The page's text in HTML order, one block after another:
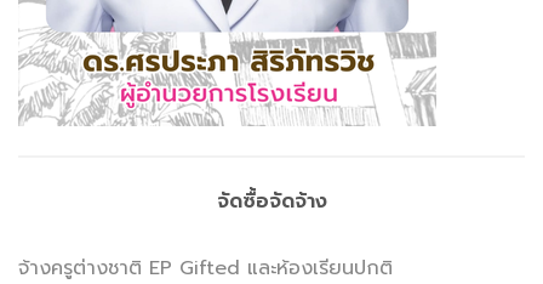
จัดซื้อจัดจ้าง
จ้างครูต่างชาติ EP Gifted และห้องเรียนปกติ